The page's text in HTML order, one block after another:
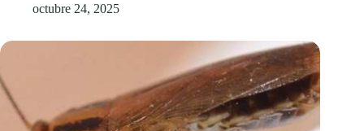
octubre 24, 2025